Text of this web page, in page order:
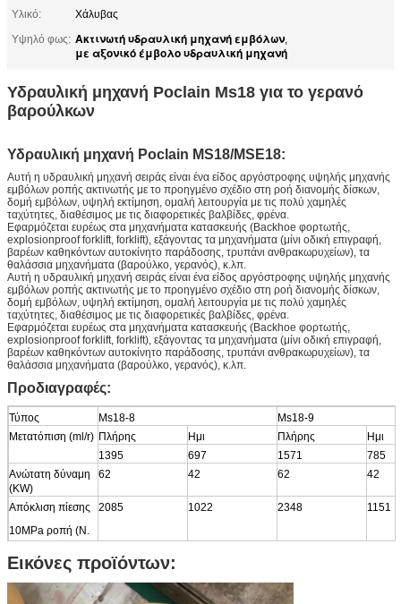
Υλικό:
Χάλυβας
Υψηλό φως: Ακτινωτή υδραυλική μηχανή εμβόλων,
με αξονικό έμβολο υδραυλική μηχανή
Υδραυλική μηχανή Poclain Ms18 για το γερανό
βαρούλκων
Υδραυλική μηχανή Poclain MS18/MSE18:
Αυτή η υδραυλική μηχανή σειράς είναι ένα είδος αργόστροφης υψηλής μηχανής
εμβόλων ροπής ακτινωτής με το προηγμένο σχέδιο στη ροή διανομής δίσκων,
δομή εμβόλων, υψηλή εκτίμηση, ομαλή λειτουργία με τις πολύ χαμηλές
ταχύτητες, διαθέσιμος με τις διαφορετικές βαλβίδες, φρένα.
Εφαρμόζεται ευρέως στα μηχανήματα κατασκευής (Backhoe φορτωτής,
explosionproof forklift, forklift), εξάγοντας τα μηχανήματα (μίνι οδική επιγραφή,
βαρέων καθηκόντων αυτοκίνητο παράδοσης, τρυπάνι ανθρακωρυχείων), τα
θαλάσσια μηχανήματα (βαρούλκο, γερανός), κ.λπ.
Αυτή η υδραυλική μηχανή σειράς είναι ένα είδος αργόστροφης υψηλής μηχανής
εμβόλων ροπής ακτινωτής με το προηγμένο σχέδιο στη ροή διανομής δίσκων,
δομή εμβόλων, υψηλή εκτίμηση, ομαλή λειτουργία με τις πολύ χαμηλές
ταχύτητες, διαθέσιμος με τις διαφορετικές βαλβίδες, φρένα.
Εφαρμόζεται ευρέως στα μηχανήματα κατασκευής (Backhoe φορτωτής,
explosionproof forklift, forklift), εξάγοντας τα μηχανήματα (μίνι οδική επιγραφή,
βαρέων καθηκόντων αυτοκίνητο παράδοσης, τρυπάνι ανθρακωρυχείων), τα
θαλάσσια μηχανήματα (βαρούλκο, γερανός), κ.λπ.
Προδιαγραφές:
Τύπος Ms18-8
Ms18-9
Μετατόπιση (ml/r) Πλήρης Ημι Πλήρης
Ημι
1395
697 1571
785
Ανώτατη δύναμη
(KW)
62 42 62 42
Απόκλιση πίεσης
10MPa ροπή (Ν.
μ)
2085 1022 2348 1151
Εκτιμημένη ροπή
(Ν. μ)
5212
Εικόνες προϊόντων: